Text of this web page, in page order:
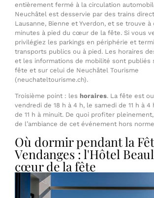
entièrement fermé à la circulation
Neuchâtel est desservie par des trains
Lausanne, Bienne et Yverdon, et se trouve à
minutes à pied du cœur de la fête. Si vous
privilégiez les parkings en périphérie et
transports publics ou à pied. Les horaires
et les informations de mobilité sont publiés
fête et sur celui de Neuchâtel Tourisme
(neuchateltourisme.ch).
Troisième point : les horaires. La fête est
vendredi de 18 h à 4 h, le samedi de 11 h à
de 11 h à minuit. De quoi profiter
de l’ambiance de cet événement hors
Où dormir pendant la
Vendanges : l'Hôtel
cœur de la fête